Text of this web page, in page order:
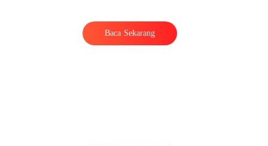
Baca Sekarang